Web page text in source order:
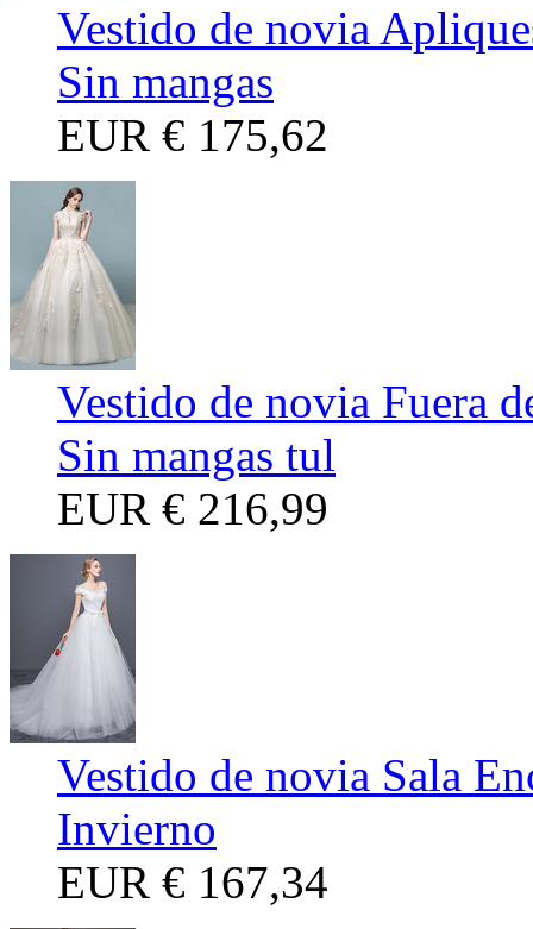
Vestido de novia
Sin mangas
EUR € 175,62
Vestido de novia Fuera
Sin mangas tul
EUR € 216,99
Vestido de novia Sala
Invierno
EUR € 167,34